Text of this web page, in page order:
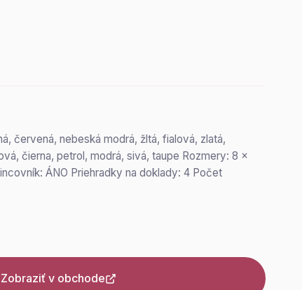
červená, nebeská modrá, žltá, fialová, zlatá,
čierna, petrol, modrá, sivá, taupe Rozmery: 8 x
ÁNO Priehradky na doklady: 4 Počet
Zobraziť v obchode